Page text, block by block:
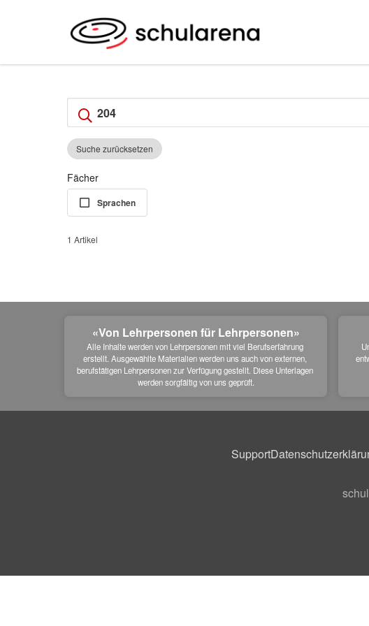
Suche zurücksetzen
Fächer
Sprachen
1 Artikel
«Von Lehrpersonen für Lehrpersonen»
Alle Inhalte werden von Lehrpersonen mit viel Berufserfahrung
erstellt. Ausgewählte Materialien werden uns auch von externen,
berufstätigen Lehrpersonen zur Verfügung gestellt. Diese Unterlagen
werden sorgfältig von uns geprüft.
Support